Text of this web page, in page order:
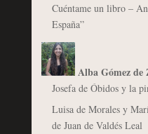
Cuéntame un libro –
España”
Alba Gómez de
Josefa de Óbidos y la
Luisa de Morales y
de Juan de Valdés Leal